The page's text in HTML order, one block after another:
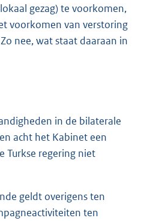
gezag) te voorkomen,
voorkomen van verstoring
nee, wat staat daaraan in
in de bilaterale
acht het Kabinet een
Turkse regering niet
geldt overigens ten
ten